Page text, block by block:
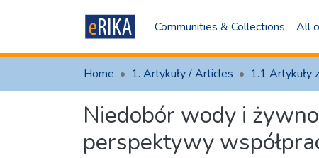
Communities & Collections All
Home 1. Artykuły / Articles
Niedobór wody i
perspektywy